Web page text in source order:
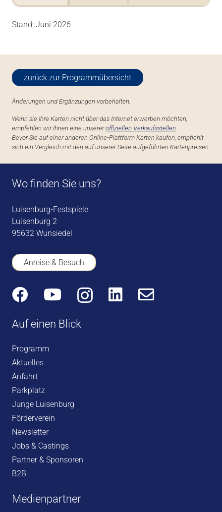
Stand: Juni 2026
zurück zur Programmübersicht
Änderungen und Ergänzungen vorbehalten.
Wenn sie Ihre Karten nicht über das Internet erwerben möchten,
empfehlen wir Ihnen eine unsereroffiziellen Verkaufsstellen
Bevor Sie auf einer anderen Online-Plattform Karten kaufen, empfiehlt
sich ein Vergleich mit den auf unserer Seite aufgeführten Kartenpreisen.
Wo finden Sie uns?
Luisenburg-Festspiele
Luisenburg 2
95632 Wunsiedel
Anreise & Besuch
Auf einen Blick
Programm
Aktuelles
Anfahrt
Parkplatz
Junge Luisenburg
Förderverein
Newsletter
Jobs & Castings
Partner & Sponsoren
B2B
Medienpartner